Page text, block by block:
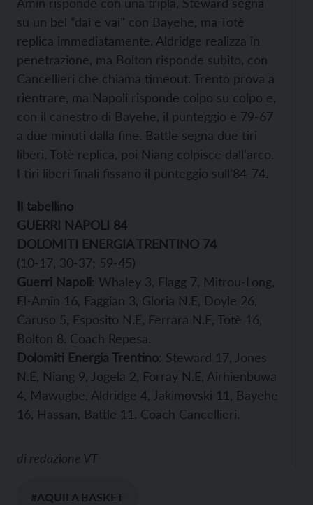
su un bel “dai e vai” con Bayehe, ma Totè
replica immediatamente. Aldridge realizza in
penetrazione, ma Bolton risponde subito, con
Cancellieri che chiama timeout. Trento prova a
rientrare, ma Napoli risponde colpo su colpo e,
con il canestro di Bayehe, il punteggio è 79-67
a due minuti dalla fine. Battle segna due tiri
liberi, Totè replica, poi Niang colpisce dall’arco.
I tiri liberi finali fissano il punteggio sull’84-74.
Il tabellino
GUERRI NAPOLI 84
DOLOMITI ENERGIA TRENTINO 74
(10-17, 30-37; 59-45)
Guerri Napoli: Whaley 3, Flagg 7, Mitrou-Long,
El-Amin 16, Faggian 3, Gloria N.E, Doyle 26,
Caruso 5, Esposito N.E, Ferrara N.E, Totè 16,
Bolton 8. Coach Repesa.
Dolomiti Energia Trentino: Steward 17, Jones
N.E, Niang 9, Jogela 2, Forray N.E, Airhienbuwa
4, Mawugbe, Aldridge 4, Jakimovski 11, Bayehe
16, Hassan, Battle 11. Coach Cancellieri.
di redazione VT
#AQUILA BASKET